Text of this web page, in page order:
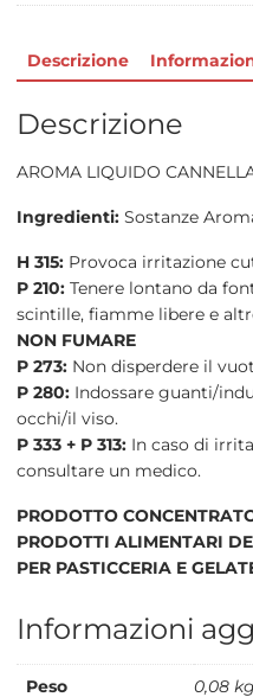
Descrizione
Descrizione
AROMA LIQUIDO
Ingredienti:Sostanze
H 315:Provoca irritazione
P 210:Tenere lontano da
scintille, fiamme libere e
NON FUMARE
P 273:Non disperdere il
P 280:Indossare guanti/
occhi/il viso.
P 333 + P 313:In caso di
consultare un medico.
PRODOTTO
PRODOTTI ALIMENTARI
PER PASTICCERIA E
Informazioni
Peso 0,08 kg